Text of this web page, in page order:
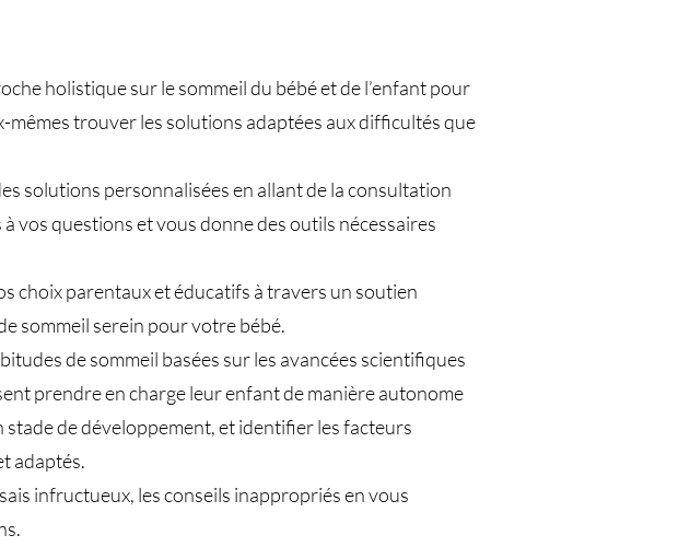
holistique sur le sommeil du bébé et de l’enfant pour
trouver les solutions adaptées aux difficultés que
solutions personnalisées en allant de la consultation
vos questions et vous donne des outils nécessaires
choix parentaux et éducatifs à travers un soutien
sommeil serein pour votre bébé.
de sommeil basées sur les avancées scientifiques
prendre en charge leur enfant de manière autonome
de développement, et identifier les facteurs
adaptés.
infructueux, les conseils inappropriés en vous